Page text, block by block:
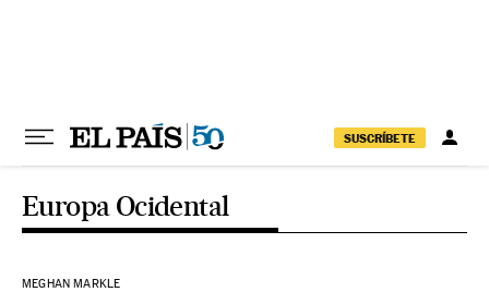
SUSCRÍBETE
Europa Ocidental
MEGHAN MARKLE